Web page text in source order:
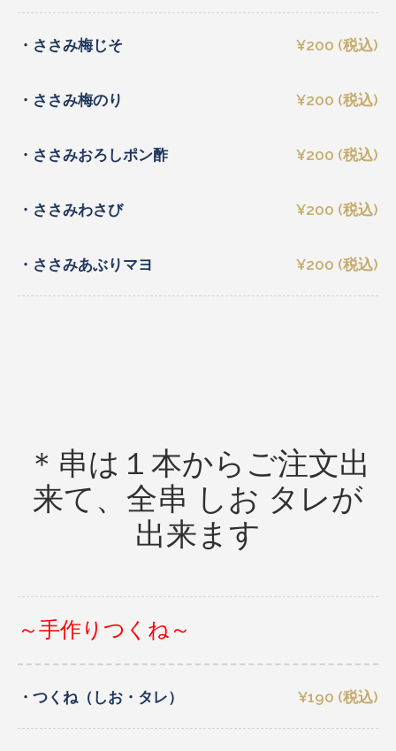
・ささみ梅じそ ¥200 (税込)
・ささみ梅のり ¥200 (税込)
・ささみおろしポン酢 ¥200 (税込)
・ささみわさび ¥200 (税込)
・ささみあぶりマヨ ¥200 (税込)
＊串は１本からご注文出
来て、全串 しお タレが
出来ます
～手作りつくね～
・つくね（しお・タレ） ¥190 (税込)